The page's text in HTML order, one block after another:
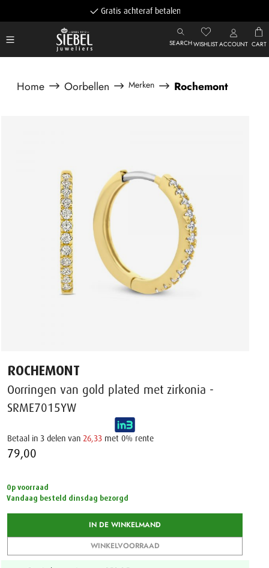
Gratis achteraf betalen
SEARCHWISHLISTACCOUNT CART
Home Oorbellen Merken Rochemont
ROCHEMONT
Oorringen van gold plated met zirkonia -
SRME7015YW
Betaal in 3 delen van 26,33 met 0% rente
79,00 ‌
Op voorraad
Vandaag besteld dinsdag bezorgd
IN DE WINKELMAND
WINKELVOORRAAD